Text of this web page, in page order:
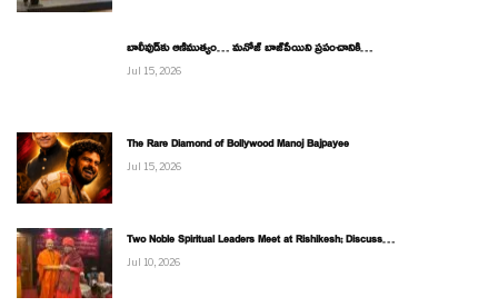
బాలీవుడ్‌కు ఆణిముత్యం… మనోజ్ బాజ్‌పేయిని ప్రపంచానికి…
Jul 15, 2026
The Rare Diamond of Bollywood Manoj Bajpayee
Jul 15, 2026
Two Noble Spiritual Leaders Meet at Rishikesh; Discuss…
Jul 10, 2026